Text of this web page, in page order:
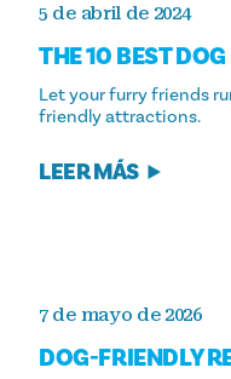
5 de abril de 2024
THE 10 BEST
Let your furry friends
friendly attractions.
LEER MÁS
7 de mayo de 2026
DOG-FRIENDLY